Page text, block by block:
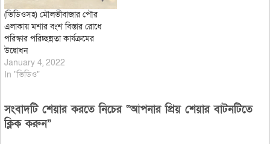
(ভিডিওসহ) মৌলভীবাজার পৌর
এলাকায় মশার বংশ বিস্তার রোধে
পরিস্কার পরিচ্ছন্নতা কার্যক্রমের
উদ্বোধন
January 4, 2022
In "ভিডিও"
সংবাদটি শেয়ার করতে নিচের “আপনার প্রিয় শেয়ার বাটনটিতে
ক্লিক করুন”